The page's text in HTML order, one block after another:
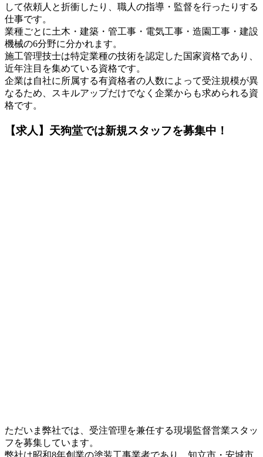
して依頼人と折衝したり、職人の指導・監督を行ったりする
仕事です。
業種ごとに土木・建築・管工事・電気工事・造園工事・建設
機械の6分野に分かれます。
施工管理技士は特定業種の技術を認定した国家資格であり、
近年注目を集めている資格です。
企業は自社に所属する有資格者の人数によって受注規模が異
なるため、スキルアップだけでなく企業からも求められる資
格です。
【求人】天狗堂では新規スタッフを募集中！
ただいま弊社では、受注管理を兼任する現場監督営業スタッ
フを募集しています。